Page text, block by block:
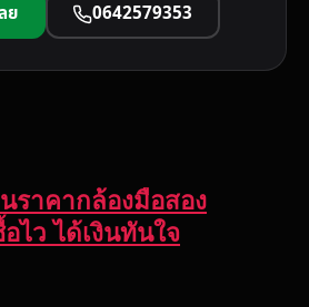
ย 0642579353
ราคากล้องมือสอง
ไว ได้เงินทันใจ